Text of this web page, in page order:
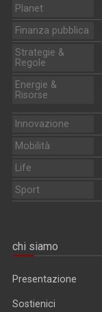
Planet
Finanza pubblica
Strategie &
Regole
Energie &
Risorse
Innovazione
Mobilità
Life
Sport
chi siamo
Presentazione
Sostienici